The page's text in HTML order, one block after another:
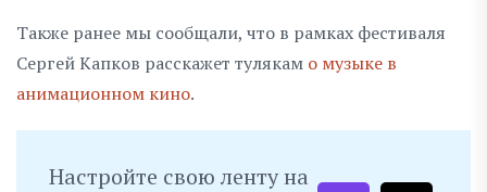
Также ранее мы сообщали, что в рамках фестиваля
Сергей Капков расскажет тулякам о музыке в
анимационном кино.
Настройте свою ленту на